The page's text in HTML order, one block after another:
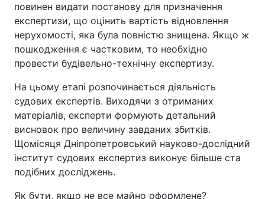
повинен видати постанову для призначення
експертизи, що оцінить вартість відновлення
нерухомості, яка була повністю знищена. Якщо ж
пошкодження є частковим, то необхідно
провести будівельно-технічну експертизу.
На цьому етапі розпочинається діяльність
судових експертів. Виходячи з отриманих
матеріалів, експерти формують детальний
висновок про величину завданих збитків.
Щомісяця Дніпропетровський науково-дослідний
інститут судових експертиз виконує більше ста
подібних досліджень.
Як бути, якщо не все майно оформлене?